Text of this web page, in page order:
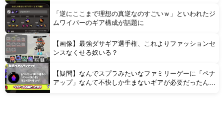
「逆にここまで理想の真逆なのすごいｗ」といわれたジ
ムワイパーのギア構成が話題に
【画像】最強ダサギア選手権、これよりファッションセ
ンスなくせる奴いる？
【疑問】なんでスプラみたいなファミリーゲーに「ペナ
アップ」なんて不快しか生まないギアが必要だったんだ